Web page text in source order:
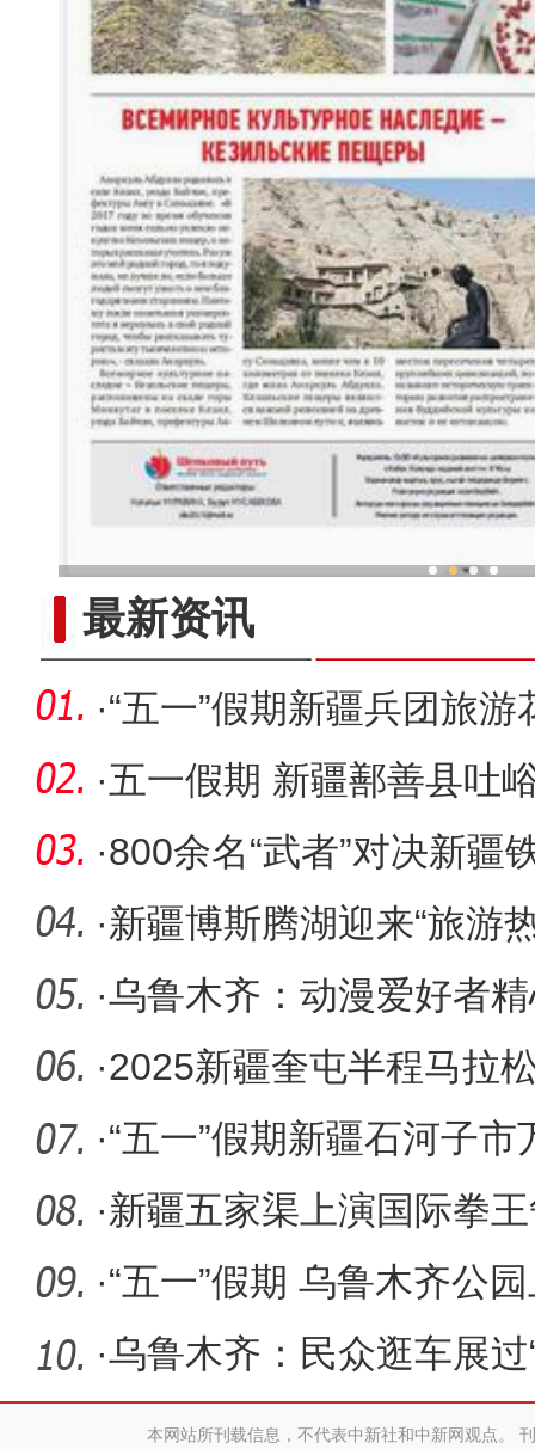
最新资讯
·“五一”假期新疆兵团旅
15.45%
·五一假期 新疆鄯善县吐
·800余名“武者”对决新疆
·新疆博斯腾湖迎来“旅游
·乌鲁木齐：动漫爱好者
·2025新疆奎屯半程马拉
公里精英
·“五一”假期新疆石河子
·新疆五家渠上演国际拳
·“五一”假期 乌鲁木齐公
·乌鲁木齐：民众逛车展过
本网站所刊载信息，不代表中新社和中新网观点。